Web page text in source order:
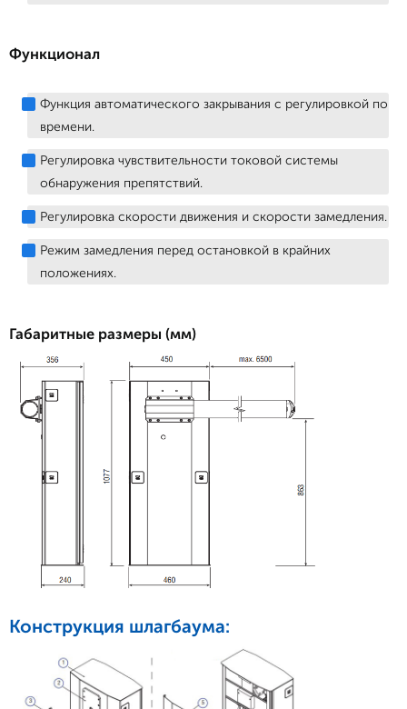
Функционал
Функция автоматического закрывания с регулировкой по
времени.
Регулировка чувствительности токовой системы
обнаружения препятствий.
Регулировка скорости движения и скорости замедления.
Режим замедления перед остановкой в крайних
положениях.
Габаритные размеры (мм)
Конструкция шлагбаума: